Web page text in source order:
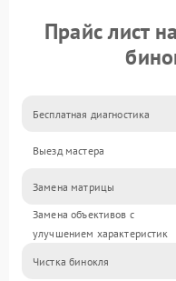
Прайс лист
Бесплатная диагностика
Выезд мастера
Замена матрицы
Замена объективов с
улучшением характеристик
Чистка бинокля